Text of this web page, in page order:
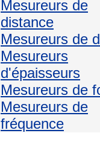
Mesureurs de
distance
Mesureurs de
Mesureurs
d'épaisseurs
Mesureurs de
Mesureurs de
fréquence